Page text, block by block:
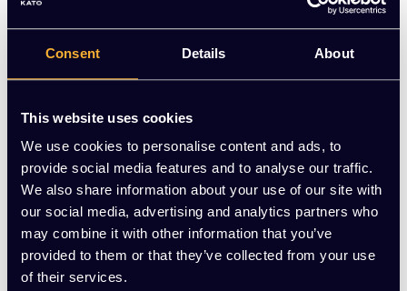
Consent Details About
This website uses cookies
We use cookies to personalise content and ads, to
provide social media features and to analyse our traffic.
We also share information about your use of our site with
our social media, advertising and analytics partners who
may combine it with other information that you’ve
provided to them or that they’ve collected from your use
of their services.
Bureaustoel KT Comfo
rt Gestoffeerd
EUR 289,00 Excl. btw
Bureaustoel KT basic